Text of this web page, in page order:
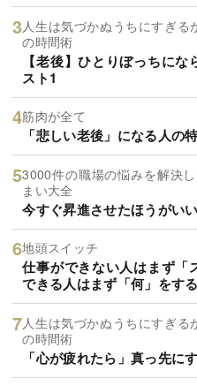
人生は気づかぬうちにすぎ
の時間術
【老後】ひとりぼっちに
スト1
筋肉が全て
「悲しい老後」になる人の
3000件の職場の悩みを解決
まい大全
今すぐ昇進させたほうがい
地頭スイッチ
仕事ができない人はまず「
できる人はまず「何」をす
人生は気づかぬうちにすぎ
の時間術
「心が疲れたら」真っ先に